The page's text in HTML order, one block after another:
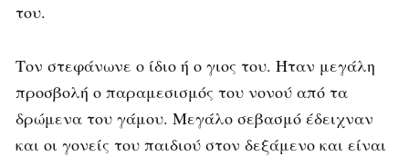
του.
Τον στεφάνωνε ο ίδιο ή ο γιος του. Ήταν μεγάλη
προσβολή ο παραμεσισμός του νονού από τα
δρώμενα του γάμου. Μεγάλο σεβασμό έδειχναν
και οι γονείς του παιδιού στον δεξάμενο και είναι